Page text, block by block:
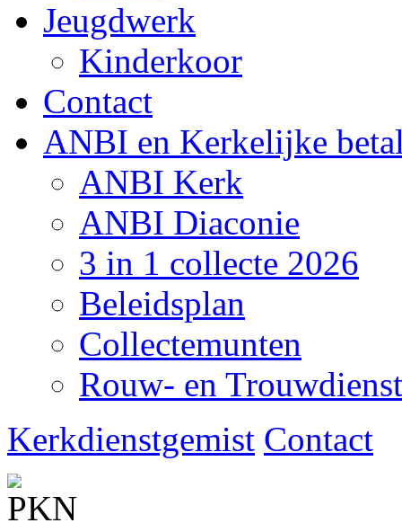
Jeugdwerk
Kinderkoor
Contact
ANBI en Kerkelijke
ANBI Kerk
ANBI Diaconie
3 in 1 collecte 2026
Beleidsplan
Collectemunten
Rouw- en
Kerkdienstgemist Contact